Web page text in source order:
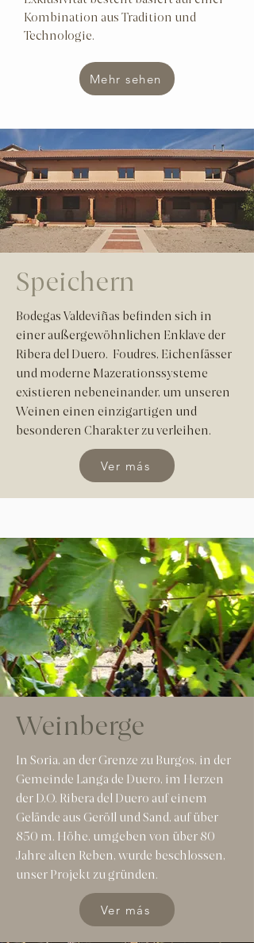
Kombination aus Tradition und
Technologie.
Mehr sehen
Speichern
Bodegas Valdeviñas befinden sich in
einer außergewöhnlichen Enklave der
Ribera del Duero. Foudres, Eichenfässer
und moderne Mazerationssysteme
existieren nebeneinander, um unseren
Weinen einen einzigartigen und
besonderen Charakter zu verleihen.
Ver más
Weinberge
In Soria, an der Grenze zu Burgos, in der
Gemeinde Langa de Duero, im Herzen
der D.O. Ribera del Duero auf einem
Gelände aus Geröll und Sand, auf über
850 m. Höhe, umgeben von über 80
Jahre alten Reben, wurde beschlossen,
unser Projekt zu gründen.
Ver más